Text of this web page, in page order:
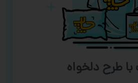
طرح دلخواه